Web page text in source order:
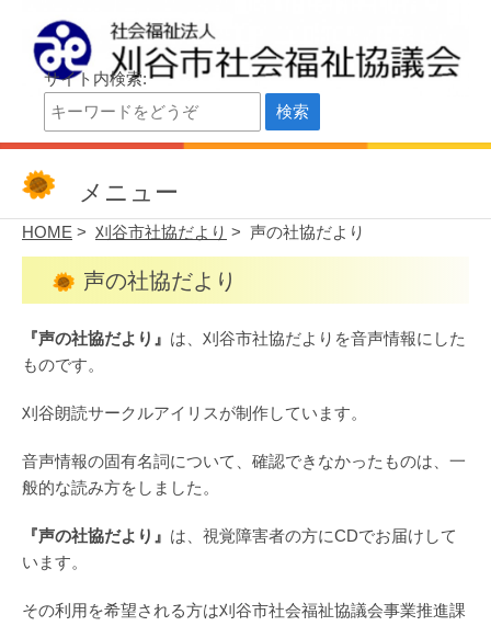
サイト内検索:
刈谷市社会福祉協議会
刈谷市社会福祉協議会公式サイト
メニュー
HOME > 刈谷市社協だより > 声の社協だより
声の社協だより
『声の社協だより』 は、刈谷市社協だよりを音声情報にした
ものです。
刈谷朗読サークルアイリスが制作しています。
音声情報の固有名詞について、確認できなかったものは、一
般的な読み方をしました。
『声の社協だより』 は、視覚障害者の方にCDでお届けして
います。
その利用を希望される方は刈谷市社会福祉協議会事業推進課